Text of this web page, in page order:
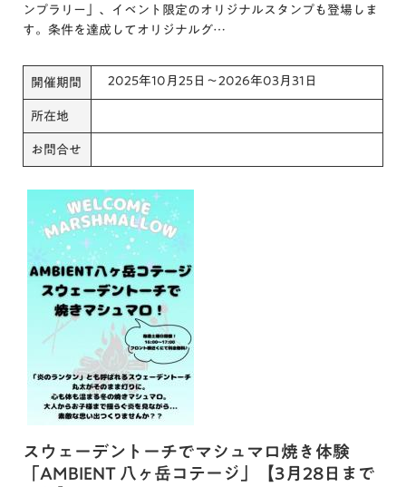
ンプラリー」、イベント限定のオリジナルスタンプも登場しま
す。条件を達成してオリジナルグ…
開催期間 2025年10月25日～2026年03月31日
所在地
お問合せ
スウェーデントーチでマシュマロ焼き体験
「AMBIENT 八ヶ岳コテージ」【3月28日まで